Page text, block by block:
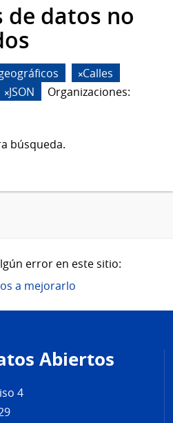
de datos no
Calles
JSON
Organizaciones:
búsqueda.
error en este sitio:
a mejorarlo
Abiertos
4